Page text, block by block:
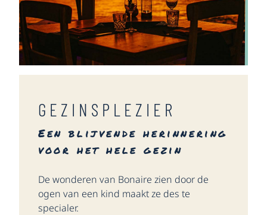
GEZINSPLEZIER
Een blijvende herinnering
voor het hele gezin
De wonderen van Bonaire zien door de
ogen van een kind maakt ze des te
specialer.